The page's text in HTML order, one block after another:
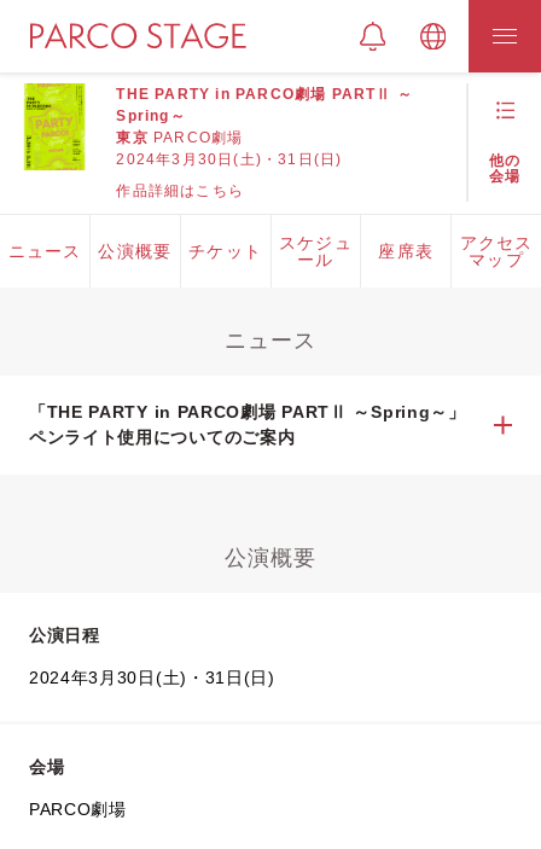
THE PARTY in PARCO劇場 PARTⅡ ～
Spring～
東京 PARCO劇場
2024年3月30日(土)・31日(日)
作品詳細はこちら
他の
会場
ニュース 公演概要 チケット
スケジュ
ール
座席表
アクセス
マップ
ニュース
「THE PARTY in PARCO劇場 PARTⅡ ～Spring～」
ペンライト使用についてのご案内
公演概要
公演日程
2024年3月30日(土)・31日(日)
会場
PARCO劇場